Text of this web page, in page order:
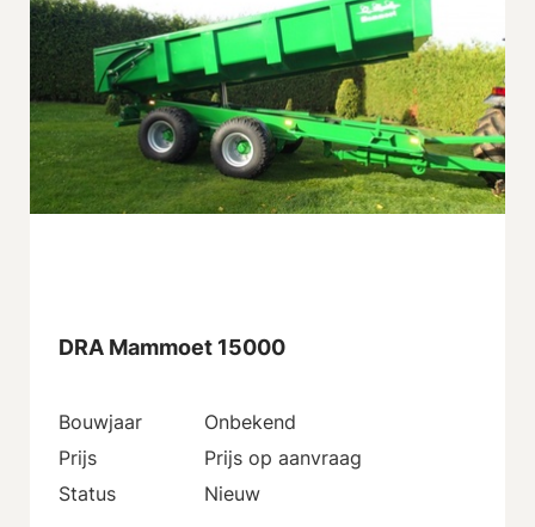
DRA Mammoet 15000
Bouwjaar
Onbekend
Prijs
Prijs op aanvraag
Status
Nieuw